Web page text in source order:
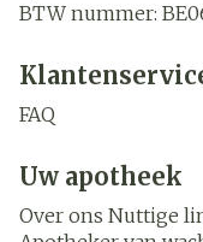
BTW nummer:
FAQ
Uw apotheek
Over ons Nuttige